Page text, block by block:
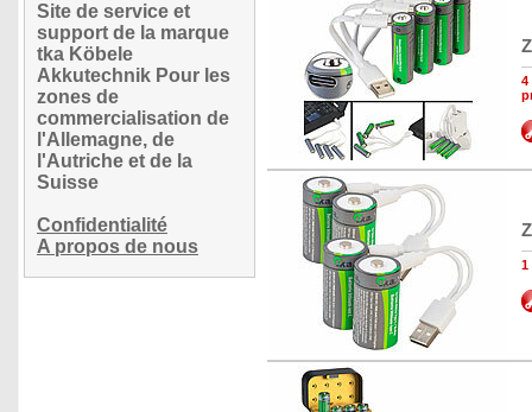
Site de service et
support de la marque
tka Köbele
Akkutechnik Pour les
zones de
commercialisation de
l'Allemagne, de
l'Autriche et de la
Suisse
Confidentialité
A propos de nous
4
1